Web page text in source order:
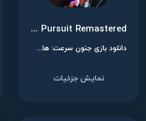
Need for Speed: Hot Pursuit Remastered
دانلود بازی جنون سرعت: هات پرسوت ریمستر برای نینتندو سوییچ
نمایش جزئیات